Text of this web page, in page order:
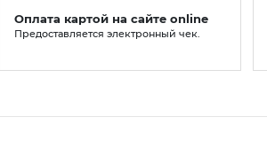
Оплата картой на сайте online
Предоставляется электронный чек.